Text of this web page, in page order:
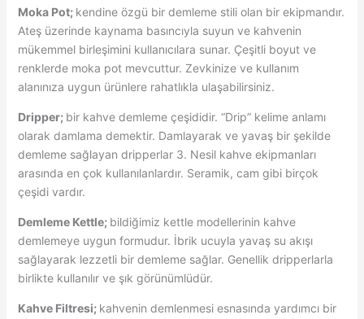
Moka Pot; kendine özgü bir demleme stili olan bir ekipmandır.
Ateş üzerinde kaynama basıncıyla suyun ve kahvenin
mükemmel birleşimini kullanıcılara sunar. Çeşitli boyut ve
renklerde moka pot mevcuttur. Zevkinize ve kullanım
alanınıza uygun ürünlere rahatlıkla ulaşabilirsiniz.
Dripper; bir kahve demleme çeşididir. “Drip” kelime anlamı
olarak damlama demektir. Damlayarak ve yavaş bir şekilde
demleme sağlayan dripperlar 3. Nesil kahve ekipmanları
arasında en çok kullanılanlardır. Seramik, cam gibi birçok
çeşidi vardır.
Demleme Kettle; bildiğimiz kettle modellerinin kahve
demlemeye uygun formudur. İbrik ucuyla yavaş su akışı
sağlayarak lezzetli bir demleme sağlar. Genellik dripperlarla
birlikte kullanılır ve şık görünümlüdür.
Kahve Filtresi; kahvenin demlenmesi esnasında yardımcı bir